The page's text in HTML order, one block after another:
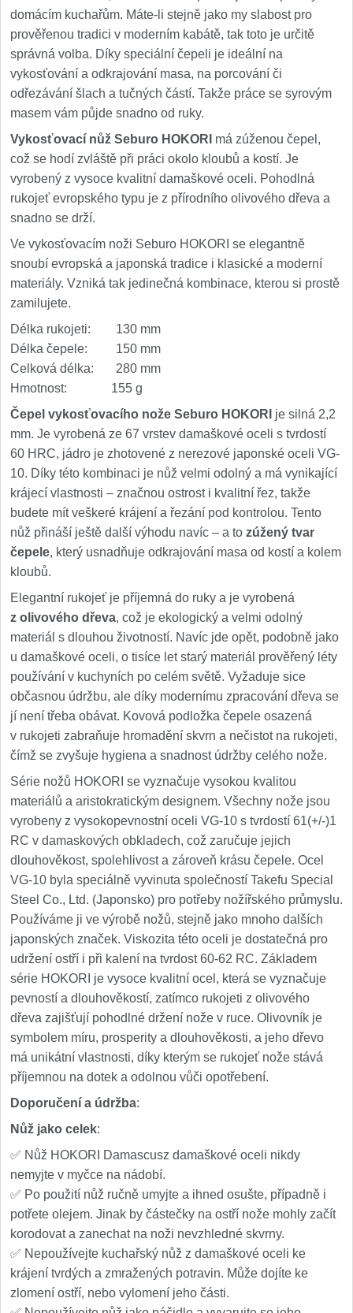
domácím kuchařům. Máte-li stejně jako my slabost pro
prověřenou tradici v moderním kabátě, tak toto je určitě
správná volba. Díky speciální čepeli je ideální na
vykosťování a odkrajování masa, na porcování či
odřezávání šlach a tučných částí. Takže práce se syrovým
masem vám půjde snadno od ruky.
Vykosťovací nůž Seburo HOKORI má zúženou čepel,
což se hodí zvláště při práci okolo kloubů a kostí. Je
vyrobený z vysoce kvalitní damaškové oceli. Pohodlná
rukojeť evropského typu je z přírodního olivového dřeva a
snadno se drží.
Ve vykosťovacím noži Seburo HOKORI se elegantně
snoubí evropská a japonská tradice i klasické a moderní
materiály. Vzniká tak jedinečná kombinace, kterou si prostě
zamilujete.
Délka rukojeti: 130 mm
Délka čepele: 150 mm
Celková délka: 280 mm
Hmotnost: 155 g
Čepel vykosťovacího nože Seburo HOKORI je silná 2,2
mm. Je vyrobená ze 67 vrstev damaškové oceli s tvrdostí
60 HRC, jádro je zhotovené z nerezové japonské oceli VG-
10. Díky této kombinaci je nůž velmi odolný a má vynikající
krájecí vlastnosti – značnou ostrost i kvalitní řez, takže
budete mít veškeré krájení a řezání pod kontrolou. Tento
nůž přináší ještě další výhodu navíc – a to zúžený tvar
čepele, který usnadňuje odkrajování masa od kostí a kolem
kloubů.
Elegantní rukojeť je příjemná do ruky a je vyrobená
z olivového dřeva, což je ekologický a velmi odolný
materiál s dlouhou životností. Navíc jde opět, podobně jako
u damaškové oceli, o tisíce let starý materiál prověřený léty
používání v kuchyních po celém světě. Vyžaduje sice
občasnou údržbu, ale díky modernímu zpracování dřeva se
jí není třeba obávat. Kovová podložka čepele osazená
v rukojeti zabraňuje hromadění skvrn a nečistot na rukojeti,
čímž se zvyšuje hygiena a snadnost údržby celého nože.
Série nožů HOKORI se vyznačuje vysokou kvalitou
materiálů a aristokratickým designem. Všechny nože jsou
vyrobeny z vysokopevnostní oceli VG-10 s tvrdostí 61(+/-)1
RC v damaskových obkladech, což zaručuje jejich
dlouhověkost, spolehlivost a zároveň krásu čepele. Ocel
VG-10 byla speciálně vyvinuta společností Takefu Special
Steel Co., Ltd. (Japonsko) pro potřeby nožířského průmyslu.
Používáme ji ve výrobě nožů, stejně jako mnoho dalších
japonských značek. Viskozita této oceli je dostatečná pro
udržení ostří i při kalení na tvrdost 60-62 RC. Základem
série HOKORI je vysoce kvalitní ocel, která se vyznačuje
pevností a dlouhověkostí, zatímco rukojeti z olivového
dřeva zajišťují pohodlné držení nože v ruce. Olivovník je
symbolem míru, prosperity a dlouhověkosti, a jeho dřevo
má unikátní vlastnosti, díky kterým se rukojeť nože stává
příjemnou na dotek a odolnou vůči opotřebení.
Doporučení a údržba:
Nůž jako celek:
✅ Nůž HOKORI Damascusz damaškové oceli nikdy
nemyjte v myčce na nádobí.
✅ Po použití nůž ručně umyjte a ihned osušte, případně i
potřete olejem. Jinak by částečky na ostří nože mohly začít
korodovat a zanechat na noži nevzhledné skvrny.
✅ Nepoužívejte kuchařský nůž z damaškové oceli ke
krájení tvrdých a zmražených potravin. Může dojíte ke
zlomení ostří, nebo vylomení jeho části.